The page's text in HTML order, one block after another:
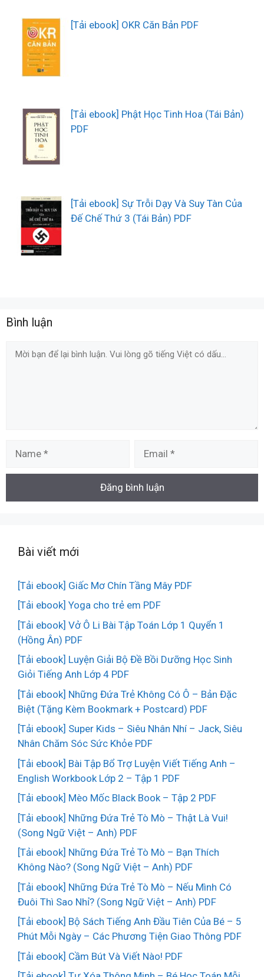
[Tải ebook] OKR Căn Bản PDF
[Tải ebook] Phật Học Tinh Hoa (Tái Bản)
PDF
[Tải ebook] Sự Trỗi Dạy Và Suy Tàn Của
Đế Chế Thứ 3 (Tái Bản) PDF
Bình luận
Comment
Bài viết mới
[Tải ebook] Giấc Mơ Chín Tầng Mây PDF
[Tải ebook] Yoga cho trẻ em PDF
[Tải ebook] Vở Ô Li Bài Tập Toán Lớp 1 Quyển 1
(Hồng Ân) PDF
[Tải ebook] Luyện Giải Bộ Đề Bồi Dưỡng Học Sinh
Giỏi Tiếng Anh Lớp 4 PDF
[Tải ebook] Những Đứa Trẻ Không Có Ô – Bản Đặc
Biệt (Tặng Kèm Bookmark + Postcard) PDF
[Tải ebook] Super Kids – Siêu Nhân Nhí – Jack, Siêu
Nhân Chăm Sóc Sức Khỏe PDF
[Tải ebook] Bài Tập Bổ Trợ Luyện Viết Tiếng Anh –
English Workbook Lớp 2 – Tập 1 PDF
[Tải ebook] Mèo Mốc Black Book – Tập 2 PDF
[Tải ebook] Những Đứa Trẻ Tò Mò – Thật Là Vui!
(Song Ngữ Việt – Anh) PDF
[Tải ebook] Những Đứa Trẻ Tò Mò – Bạn Thích
Không Nào? (Song Ngữ Việt – Anh) PDF
[Tải ebook] Những Đứa Trẻ Tò Mò – Nếu Mình Có
Đuôi Thì Sao Nhỉ? (Song Ngữ Việt – Anh) PDF
[Tải ebook] Bộ Sách Tiếng Anh Đầu Tiên Của Bé – 5
Phút Mỗi Ngày – Các Phương Tiện Giao Thông PDF
[Tải ebook] Cầm Bút Và Viết Nào! PDF